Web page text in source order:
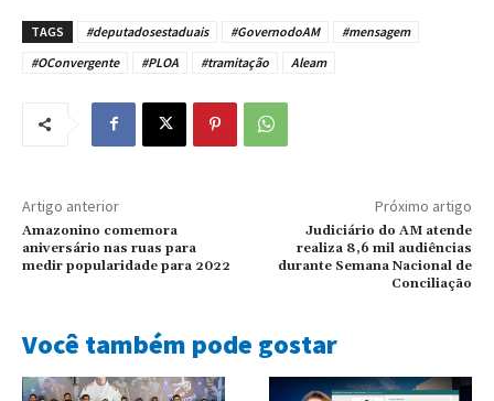
TAGS #deputadosestaduais #GovernodoAM
#mensagem
#OConvergente
#PLOA #tramitação Aleam
Artigo anterior
Amazonino comemora
aniversário nas ruas para
medir popularidade para 2022
Próximo artigo
Judiciário do AM atende
realiza 8,6 mil audiências
durante Semana Nacional de
Conciliação
Você também pode gostar